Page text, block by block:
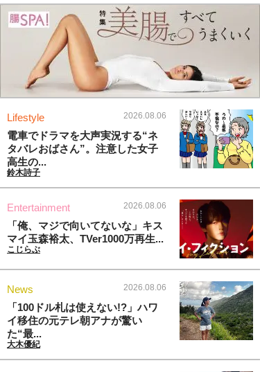
Lifestyle 2026.08.06
電車でドラマを大声実況する“ネ
タバレおばさん”。注意した女子
高生の...
鈴木詩子
Entertainment 2026.08.06
「俺、マジで向いてないな」キス
マイ玉森裕太、TVer1000万再生...
こじらぶ
News 2026.08.06
「100ドル札は使えない!?」ハワ
イ移住の元テレ朝アナが驚い
た“最...
大木優紀